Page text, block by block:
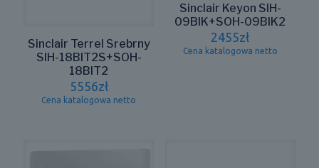
Sinclair Terrel Srebrny
SIH-18BIT2S+SOH-
18BIT2
5556zł
Cena katalogowa netto
Sinclair Keyon SIH-
09BIK+SOH-09BIK2
2455zł
Cena katalogowa netto